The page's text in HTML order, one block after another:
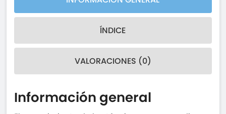
ÍNDICE
VALORACIONES (0)
Información general